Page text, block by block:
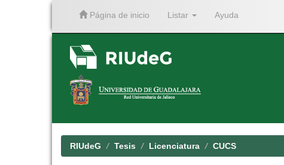
Página de inicio Listar Ayuda
RIUdeG Tesis Licenciatura CUCS